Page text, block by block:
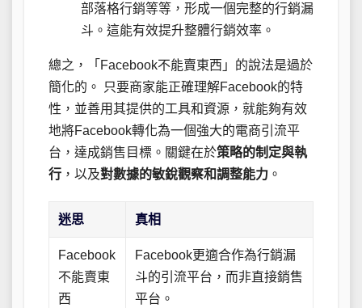
部落格行銷等等，形成一個完整的行銷漏
斗。這能有效提升整體行銷效率。
總之，「Facebook不能賣東西」的說法是過於
簡化的。 只要商家能正確理解Facebook的特
性，並善用其提供的工具和資源，就能夠有效
地將Facebook轉化為一個強大的電商引流平
台，達成銷售目標。關鍵在於策略的制定與執
行 ，以及對數據的敏銳觀察和調整能力 。
迷思 真相
Facebook
不能賣東
西
Facebook更適合作為行銷漏
斗的引流平台，而非直接銷售
平台。